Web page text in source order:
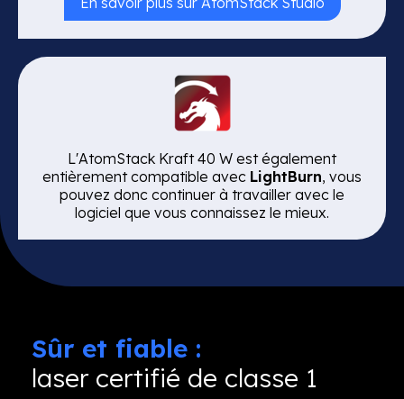
L'AtomStack Kraft 40 W est également
entièrement compatible avec LightBurn, vous
pouvez donc continuer à travailler avec le
logiciel que vous connaissez le mieux.
Sûr et fiable :
laser certifié de classe 1